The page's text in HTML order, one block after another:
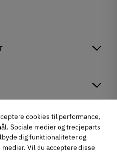
-60%
cookies til performance,
Sociale medier og tredjeparts
dig funktionaliteter og
Vil du acceptere disse